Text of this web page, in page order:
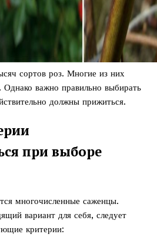
сортов роз. Многие из них
важно правильно выбирать
должны прижиться.
при выборе
многочисленные саженцы.
вариант для себя, следует
критерии: